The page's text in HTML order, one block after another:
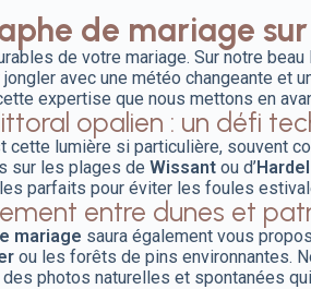
de mariage sur
de votre mariage. Sur notre
avec une météo changeante et
expertise que nous mettons en
opalien : un défi
cette lumière si particulière, souvent
sur les plages de Wissant ou d’
parfaits pour éviter les foules
entre dunes et
mariage saura également vous
ou les forêts de pins environnantes.
photos naturelles et spontanées